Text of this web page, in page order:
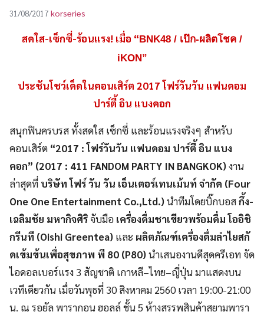
31/08/2017 korseries
สดใส-เซ็กซี่-ร้อนแรง! เมื่อ “ BNK48 / เป๊ก-ผลิตโชค /
iKON”
ประชันโชว์เด็ดในคอนเสิร์ต 2017 โฟร์วันวัน แฟนดอม
ปาร์ตี้ อิน แบงคอก
สนุกฟินครบรส ทั้งสดใส เซ็กซี่ และร้อนแรงจริงๆ สำหรับ
คอนเสิร์ต “2017 :โฟร์วันวัน แฟนดอม ปาร์ตี้ อิน แบง
คอก” (2017 : 411 FANDOM PARTY IN BANGKOK)งาน
ล่าสุดที่ บริษัท โฟร์ วัน วัน เอ็นเตอร์เทนเม้นท์ จำกัด (Four
One One Entertainment Co.,Ltd.)นำทีมโดยบิ๊กบอสกึ้ง-
เฉลิมชัย มหากิจศิริ จับมือ เครื่องดื่มชาเขียวพร้อมดื่ม โออิชิ
กรีนที (Oishi Greentea) และ ผลิตภัณฑ์เครื่องดื่มลำไยสกั
ดเข้มข้นเพื่อสุขภาพ พี 80 (P80)นำเสนองานดีสุดครีเอท จัด
ไอดอลเบอร์แรง 3 สัญชาติ เกาหลี–ไทย–ญี่ปุ่น มาแสดงบน
เวทีเดียวกัน เมื่อวันพุธที่ 30 สิงหาคม 2560 เวลา 19:00-21:00
น. ณ รอยัล พารากอน ฮอลล์ ชั้น5ห้างสรรพสินค้าสยามพารา